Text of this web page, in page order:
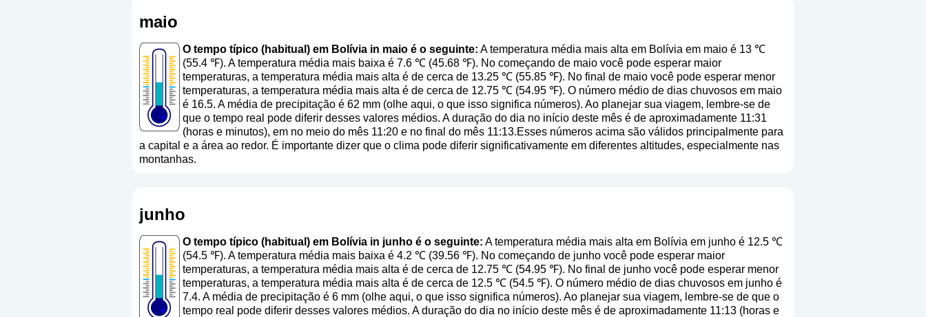
maio
O tempo típico (habitual) em Bolívia in maio é o seguinte: A temperatura média mais alta em Bolívia em maio é 13 ℃
(55.4 ℉). A temperatura média mais baixa é 7.6 ℃ (45.68 ℉). No começando de maio você pode esperar maior
temperaturas, a temperatura média mais alta é de cerca de 13.25 ℃ (55.85 ℉). No final de maio você pode esperar menor
temperaturas, a temperatura média mais alta é de cerca de 12.75 ℃ (54.95 ℉). O número médio de dias chuvosos em maio
é 16.5. A média de precipitação é 62 mm (olhe aqui, o que isso significa números). Ao planejar sua viagem, lembre-se de
que o tempo real pode diferir desses valores médios. A duração do dia no início deste mês é de aproximadamente 11:31
(horas e minutos), em no meio do mês 11:20 e no final do mês 11:13.Esses números acima são válidos principalmente para
a capital e a área ao redor. É importante dizer que o clima pode diferir significativamente em diferentes altitudes, especialmente nas
montanhas.
junho
O tempo típico (habitual) em Bolívia in junho é o seguinte: A temperatura média mais alta em Bolívia em junho é 12.5 ℃
(54.5 ℉). A temperatura média mais baixa é 4.2 ℃ (39.56 ℉). No começando de junho você pode esperar maior
temperaturas, a temperatura média mais alta é de cerca de 12.75 ℃ (54.95 ℉). No final de junho você pode esperar menor
temperaturas, a temperatura média mais alta é de cerca de 12.5 ℃ (54.5 ℉). O número médio de dias chuvosos em junho é
7.4. A média de precipitação é 6 mm (olhe aqui, o que isso significa números). Ao planejar sua viagem, lembre-se de que o
tempo real pode diferir desses valores médios. A duração do dia no início deste mês é de aproximadamente 11:13 (horas e